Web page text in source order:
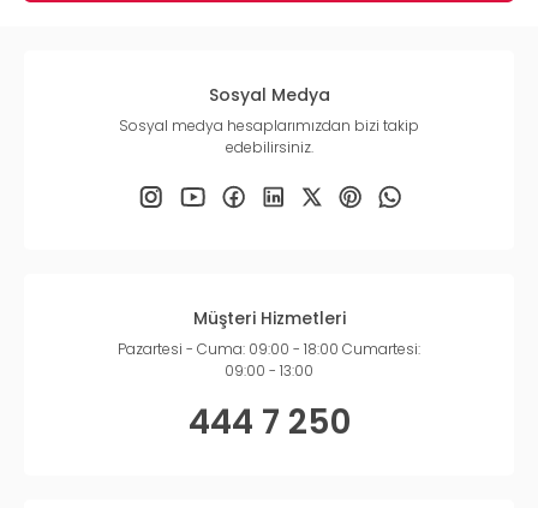
Sosyal Medya
Sosyal medya hesaplarımızdan bizi takip
edebilirsiniz.
Müşteri Hizmetleri
Pazartesi - Cuma: 09:00 - 18:00 Cumartesi:
09:00 - 13:00
444 7 250